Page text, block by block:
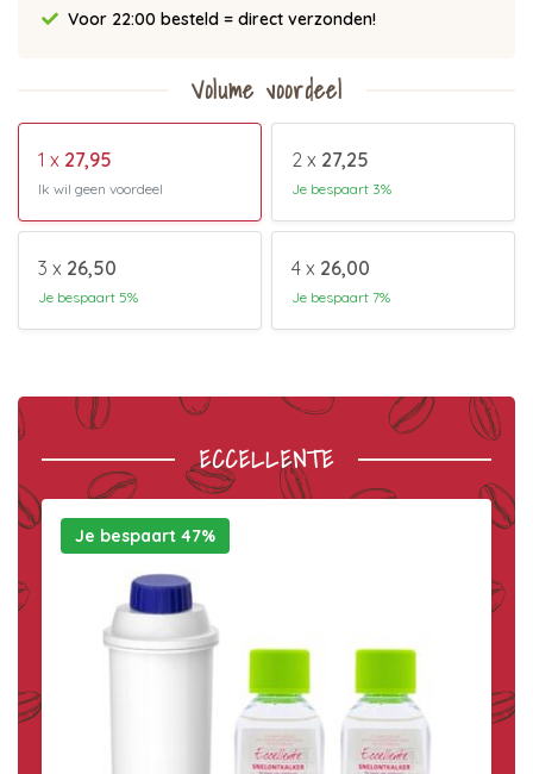
Voor 22:00 besteld = direct verzonden!
Volume voordeel
1 x 27,95
Ik wil geen voordeel
2 x 27,25
Je bespaart 3%
3 x 26,50
Je bespaart 5%
4 x 26,00
Je bespaart 7%
ECCELLENTE
Je bespaart 47%